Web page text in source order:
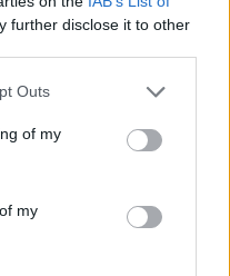
further disclose it to other
one or more Google
You may click to
its third-party tags to
in below Google
Outs
of my
my